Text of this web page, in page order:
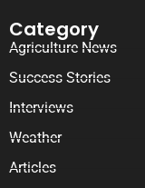
Category
Agriculture News
Success Stories
Interviews
Weather
Articles